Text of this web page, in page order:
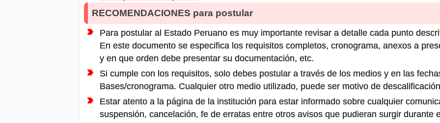
RECOMENDACIONES para postular
Para postular al Estado Peruano es muy importante revisar a detalle cada punto
En este documento se especifica los requisitos completos, cronograma, anexos a
y en que orden debe presentar su documentación, etc.
Si cumple con los requisitos, solo debes postular a través de los medios y en las
Bases/cronograma. Cualquier otro medio utilizado, puede ser motivo de
Estar atento a la página de la institución para estar informado sobre cualquier
suspensión, cancelación, fe de erratas entre otros avisos que pudieran surgir durante